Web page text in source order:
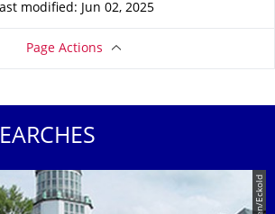
modified: Jun 02, 2025
Page Actions